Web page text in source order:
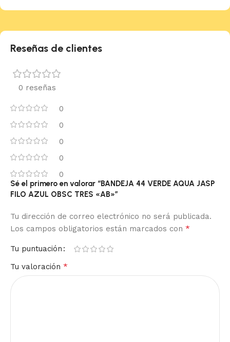
Reseñas de clientes
0 reseñas
0
0
0
0
0
Sé el primero en valorar “BANDEJA 44 VERDE AQUA JASP
FILO AZUL OBSC TRES «AB»”
Tu dirección de correo electrónico no será publicada.
Los campos obligatorios están marcados con *
Tu puntuación
Tu valoración *